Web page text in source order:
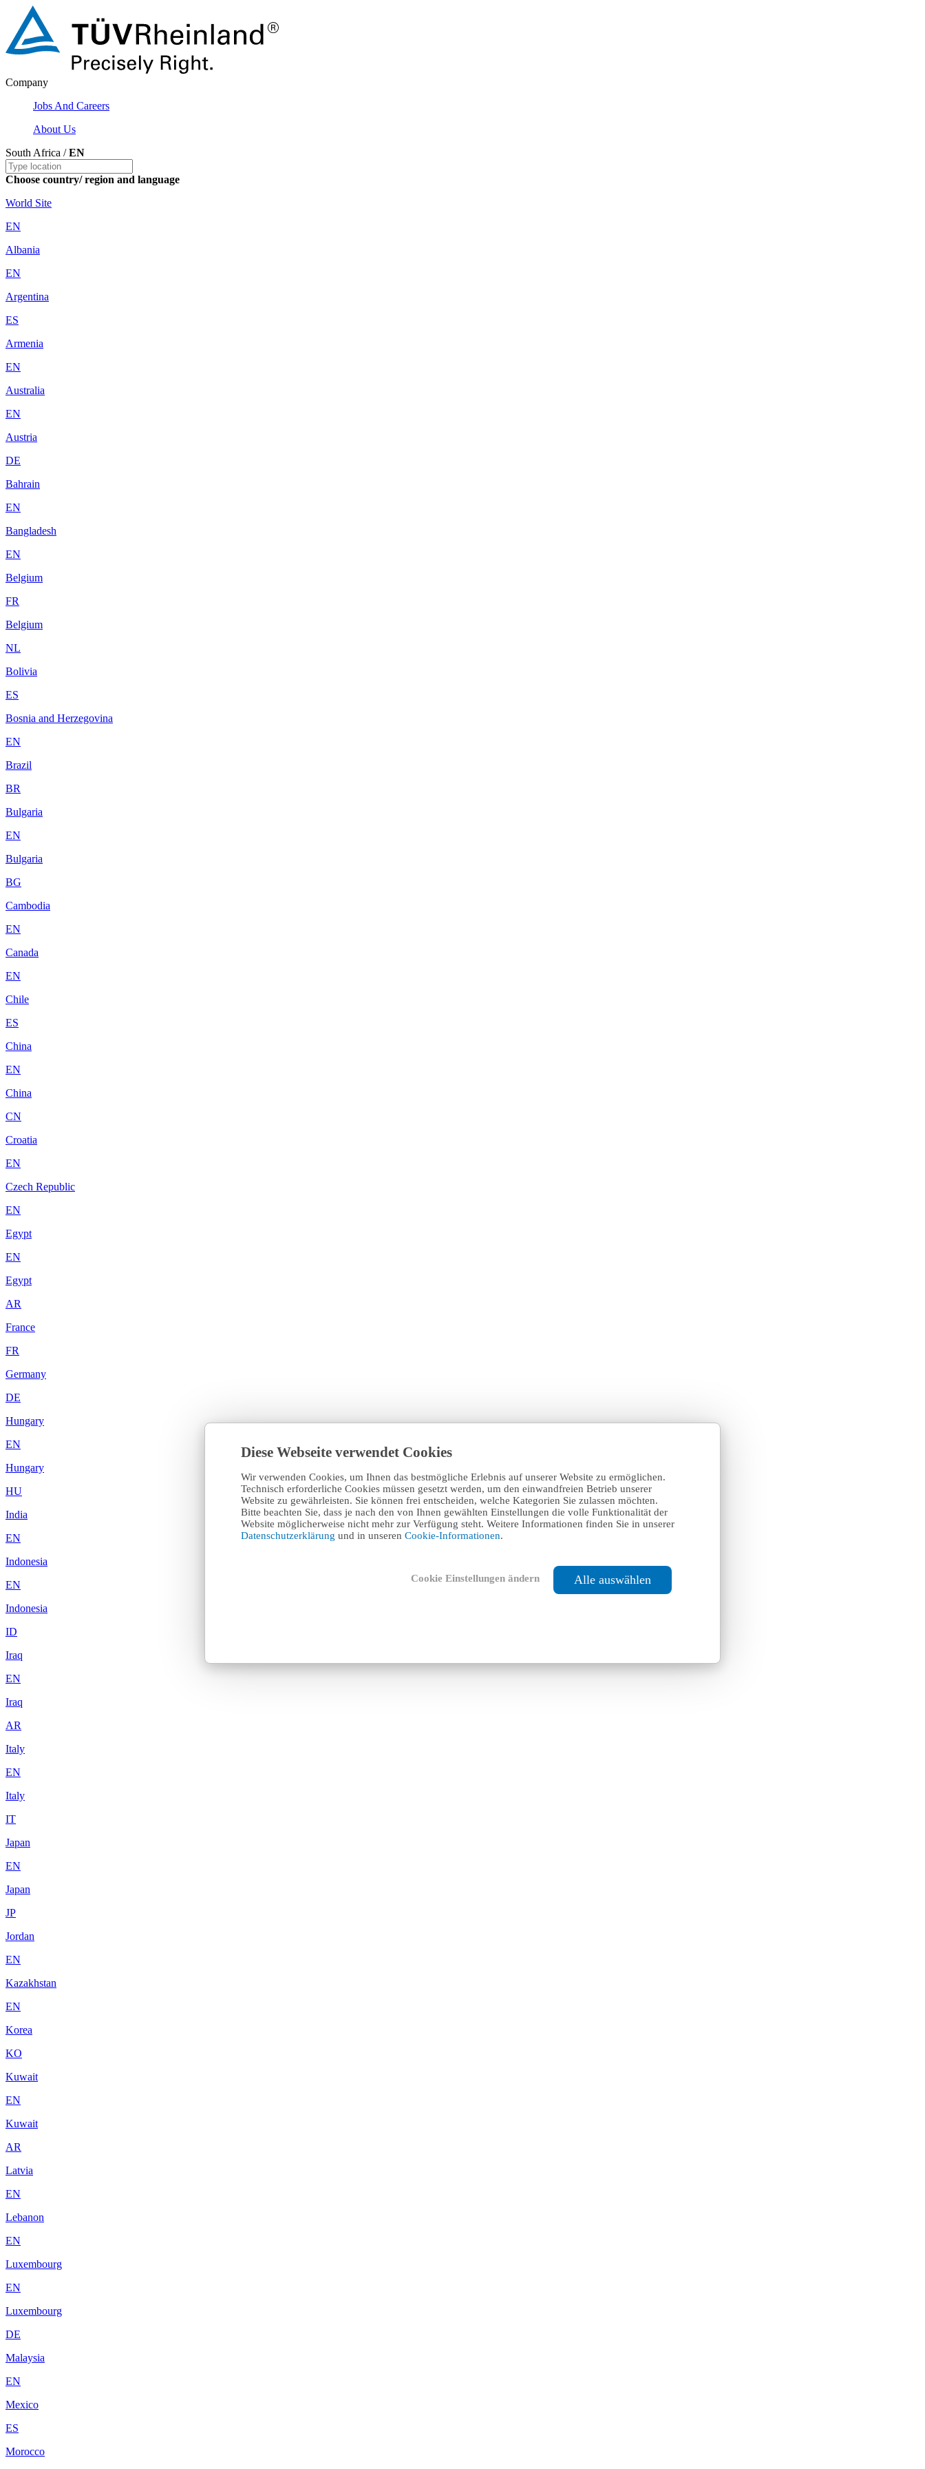
Diese Webseite verwendet Cookies
Wir verwenden Cookies, um Ihnen das bestmögliche Erlebnis auf unserer Website zu ermöglichen.
Technisch erforderliche Cookies müssen gesetzt werden, um den einwandfreien Betrieb unserer
Website zu gewährleisten. Sie können frei entscheiden, welche Kategorien Sie zulassen möchten.
Bitte beachten Sie, dass je nach den von Ihnen gewählten Einstellungen die volle Funktionalität der
Website möglicherweise nicht mehr zur Verfügung steht. Weitere Informationen finden Sie in unserer
Datenschutzerklärung und in unseren Cookie-Informationen.
Cookie Einstellungen ändern Alle auswählen
Company
Jobs And Careers
About Us
South Africa /EN
Choose country/ region and language
World Site
EN
Albania
EN
Argentina
ES
Armenia
EN
Australia
EN
Austria
DE
Bahrain
EN
Bangladesh
EN
Belgium
FR
Belgium
NL
Bolivia
ES
Bosnia and Herzegovina
EN
Brazil
BR
Bulgaria
EN
Bulgaria
BG
Cambodia
EN
Canada
EN
Chile
ES
China
EN
China
CN
Croatia
EN
Czech Republic
EN
Egypt
EN
Egypt
AR
France
FR
Germany
DE
Hungary
EN
Hungary
HU
India
EN
Indonesia
EN
Indonesia
ID
Iraq
EN
Iraq
AR
Italy
EN
Italy
IT
Japan
EN
Japan
JP
Jordan
EN
Kazakhstan
EN
Korea
KO
Kuwait
EN
Kuwait
AR
Latvia
EN
Lebanon
EN
Luxembourg
EN
Luxembourg
DE
Malaysia
EN
Mexico
ES
Morocco